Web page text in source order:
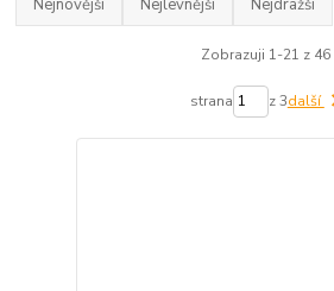
Nejnovější Nejlevnější Nejdražší
Zobrazuji 1-21 z 46
strana z 3další